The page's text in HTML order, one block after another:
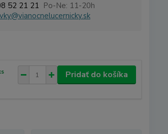
52 21 21 Po-Ne: 11-20h
Pridať do košíka